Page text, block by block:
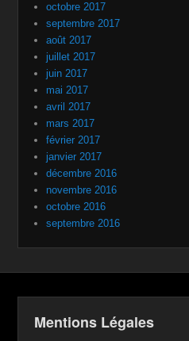
octobre 2017
septembre 2017
août 2017
juillet 2017
juin 2017
mai 2017
avril 2017
mars 2017
février 2017
janvier 2017
décembre 2016
novembre 2016
octobre 2016
septembre 2016
Mentions Légales